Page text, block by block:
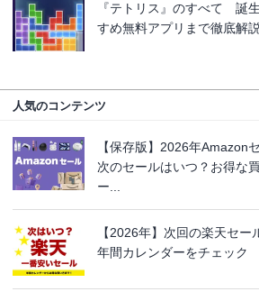
『テトリス』のすべて 誕
すめ無料アプリまで徹底解説
人気のコンテンツ
【保存版】2026年Amazon
次のセールはいつ？お得な
ー...
【2026年】次回の楽天セー
年間カレンダーをチェック